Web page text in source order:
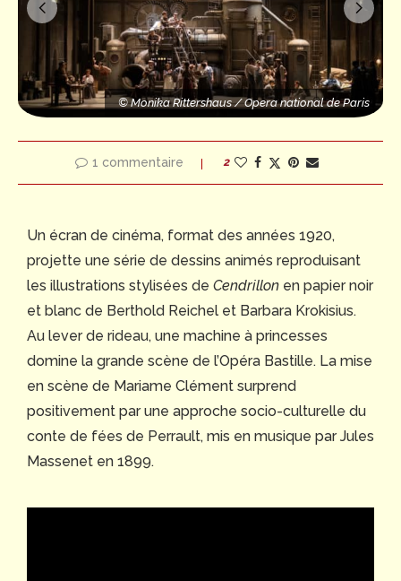
© Monika Rittershaus / Opera national de Paris
1 commentaire 2
Un écran de cinéma, format des années 1920,
projette une série de dessins animés reproduisant
les illustrations stylisées de Cendrillon en papier noir
et blanc de Berthold Reichel et Barbara Krokisius.
Au lever de rideau, une machine à princesses
domine la grande scène de l’Opéra Bastille. La mise
en scène de Mariame Clément surprend
positivement par une approche socio-culturelle du
conte de fées de Perrault, mis en musique par Jules
Massenet en 1899.